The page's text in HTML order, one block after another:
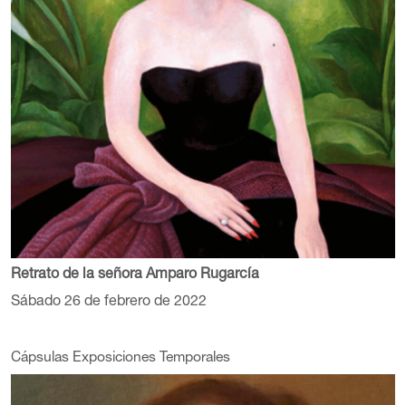
Retrato de la señora Amparo Rugarcía
Sábado 26 de febrero de 2022
Cápsulas Exposiciones Temporales